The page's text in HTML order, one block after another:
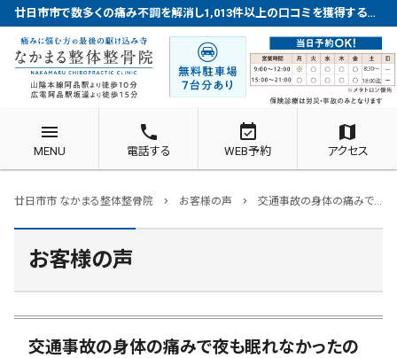
廿日市市で数多くの痛み不調を解消し1,013件以上の口コミを獲得する整体院
menu
MENU
phone
電話する
event_available
WEB予約
map
アクセス
廿日市市 なかまる整体整骨院 chevron_right お客様の声 chevron_right 交通事故の身体の痛みで夜も眠れなかったのが、よくなりました。
お客様の声
交通事故の身体の痛みで夜も眠れなかったの